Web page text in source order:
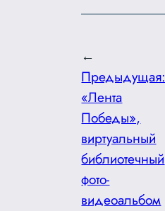
←
Предыдущая:
«Лента
Победы»,
виртуальный
библиотечный
фото-
видеоальбом